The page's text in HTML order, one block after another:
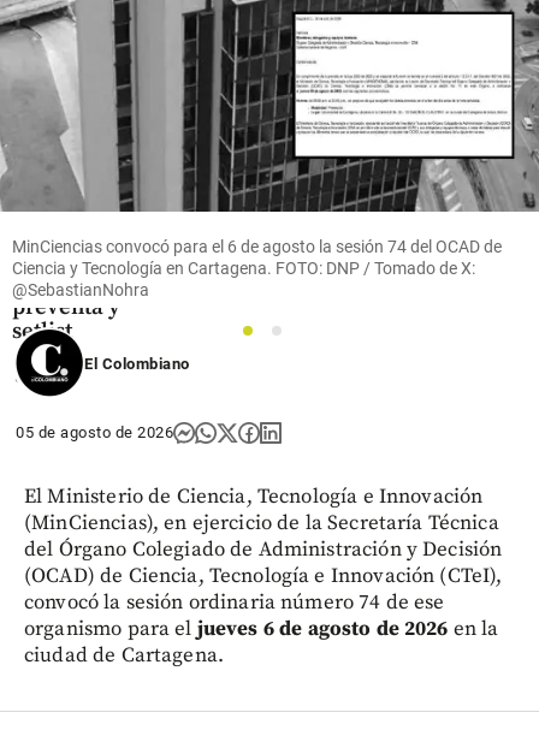
Música
Beéle
llega al
Davi
Arena de
Sabaneta
el 28 de
noviembre
con el
Borondo
Tour:
fechas de
preventa y
setlist
share
MinCiencias convocó para el 6 de agosto la sesión 74 del OCAD de
Ciencia y Tecnología en Cartagena. FOTO: DNP / Tomado de X:
@SebastianNohra
1
2
El Colombiano
05 de agosto de 2026
El Ministerio de Ciencia, Tecnología e Innovación
(MinCiencias), en ejercicio de la Secretaría Técnica
del Órgano Colegiado de Administración y Decisión
(OCAD) de Ciencia, Tecnología e Innovación (CTeI),
convocó la sesión ordinaria número 74 de ese
organismo para el jueves 6 de agosto de 2026 en la
ciudad de Cartagena.